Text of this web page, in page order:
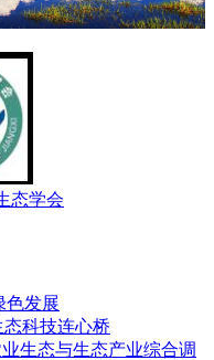
态学会
色发展
科技连心桥
生态与生态产业综合调